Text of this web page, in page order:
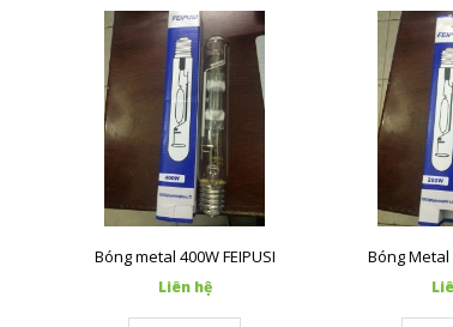
Bóng metal 400W FEIPUSI
Liên hệ
Bóng Metal